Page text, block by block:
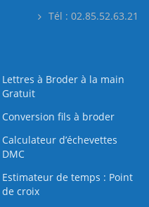
Tél : 02.85.52.63.21
Lettres à Broder à la main
Gratuit
Conversion fils à broder
Calculateur d’échevettes
DMC
Estimateur de temps : Point
de croix